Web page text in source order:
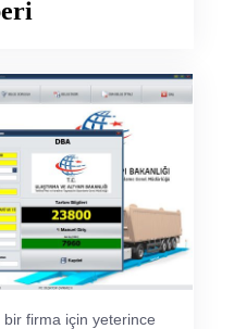
firma için yeterince